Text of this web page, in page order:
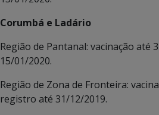
Corumbá e Ladário
Região de Pantanal: vacinação até
15/01/2020.
Região de Zona de Fronteira:
registro até 31/12/2019.